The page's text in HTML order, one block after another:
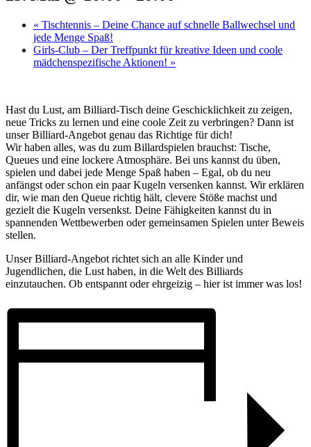
« Tischtennis – Deine Chance auf schnelle Ballwechsel und
jede Menge Spaß!
Girls-Club – Der Treffpunkt für kreative Ideen und coole
mädchenspezifische Aktionen! »
Hast du Lust, am Billiard-Tisch deine Geschicklichkeit zu zeigen,
neue Tricks zu lernen und eine coole Zeit zu verbringen? Dann ist
unser Billiard-Angebot genau das Richtige für dich!
Wir haben alles, was du zum Billardspielen brauchst: Tische,
Queues und eine lockere Atmosphäre. Bei uns kannst du üben,
spielen und dabei jede Menge Spaß haben – Egal, ob du neu
anfängst oder schon ein paar Kugeln versenken kannst. Wir erklären
dir, wie man den Queue richtig hält, clevere Stöße machst und
gezielt die Kugeln versenkst. Deine Fähigkeiten kannst du in
spannenden Wettbewerben oder gemeinsamen Spielen unter Beweis
stellen.
Unser Billiard-Angebot richtet sich an alle Kinder und
Jugendlichen, die Lust haben, in die Welt des Billiards
einzutauchen. Ob entspannt oder ehrgeizig – hier ist immer was los!